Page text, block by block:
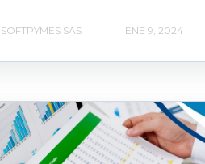
SOFTPYMES SAS ENE 9, 2024